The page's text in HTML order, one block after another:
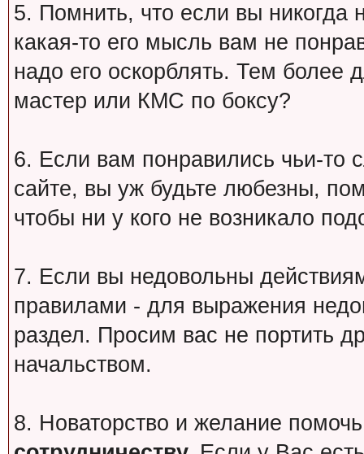
5. Помнить, что если вы никогда
какая-то его мысль вам не
надо его оскорблять. Тем более
мастер или КМС по боксу?
6. Если вам понравились чьи-то
сайте, вы уж будьте любезны,
чтобы ни у кого не возникало
7. Если вы недовольны
правилами - для выражения
раздел. Просим вас не портить
начальством.
8. Новаторство и желание